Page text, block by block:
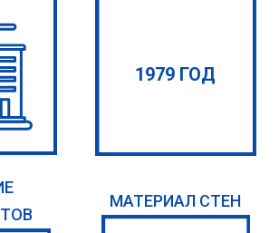
1979 ГОД
МАТЕРИАЛ СТЕН